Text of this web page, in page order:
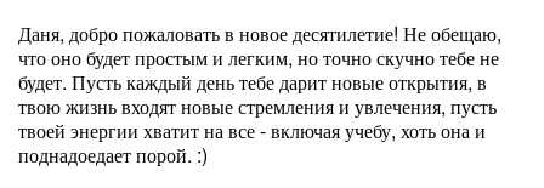
Даня, добро пожаловать в новое десятилетие! Не обещаю,
что оно будет простым и легким, но точно скучно тебе не
будет. Пусть каждый день тебе дарит новые открытия, в
твою жизнь входят новые стремления и увлечения, пусть
твоей энергии хватит на все - включая учебу, хоть она и
поднадоедает порой. :)